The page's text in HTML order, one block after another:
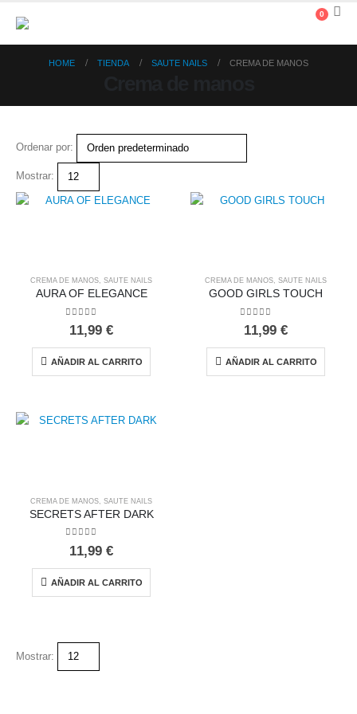
0
HOME TIENDA SAUTE NAILS CREMA DE MANOS
Ordenar por:
Mostrar:
CREMA DE MANOS SAUTE NAILS
AURA OF ELEGANCE
0out of 5
11,99 €
AÑADIR AL CARRITO
CREMA DE MANOS SAUTE NAILS
GOOD GIRLS TOUCH
0out of 5
11,99 €
AÑADIR AL CARRITO
CREMA DE MANOS SAUTE NAILS
SECRETS AFTER DARK
0out of 5
11,99 €
AÑADIR AL CARRITO
Mostrar: